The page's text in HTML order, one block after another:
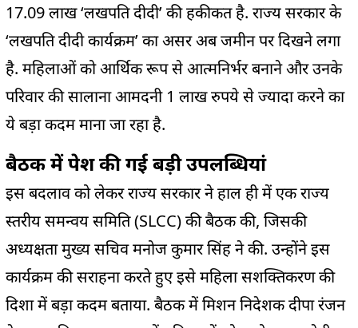
17.09 लाख ‘लखपति दीदी’ की हकीकत है. राज्य सरकार के
‘लखपति दीदी कार्यक्रम’ का असर अब जमीन पर दिखने लगा
है. महिलाओं को आर्थिक रूप से आत्मनिर्भर बनाने और उनके
परिवार की सालाना आमदनी 1 लाख रुपये से ज्यादा करने का
ये बड़ा कदम माना जा रहा है.
बैठक में पेश की गई बड़ी उपलब्धियां
इस बदलाव को लेकर राज्य सरकार ने हाल ही में एक राज्य
स्तरीय समन्वय समिति (SLCC) की बैठक की, जिसकी
अध्यक्षता मुख्य सचिव मनोज कुमार सिंह ने की. उन्होंने इस
कार्यक्रम की सराहना करते हुए इसे महिला सशक्तिकरण की
दिशा में बड़ा कदम बताया. बैठक में मिशन निदेशक दीपा रंजन